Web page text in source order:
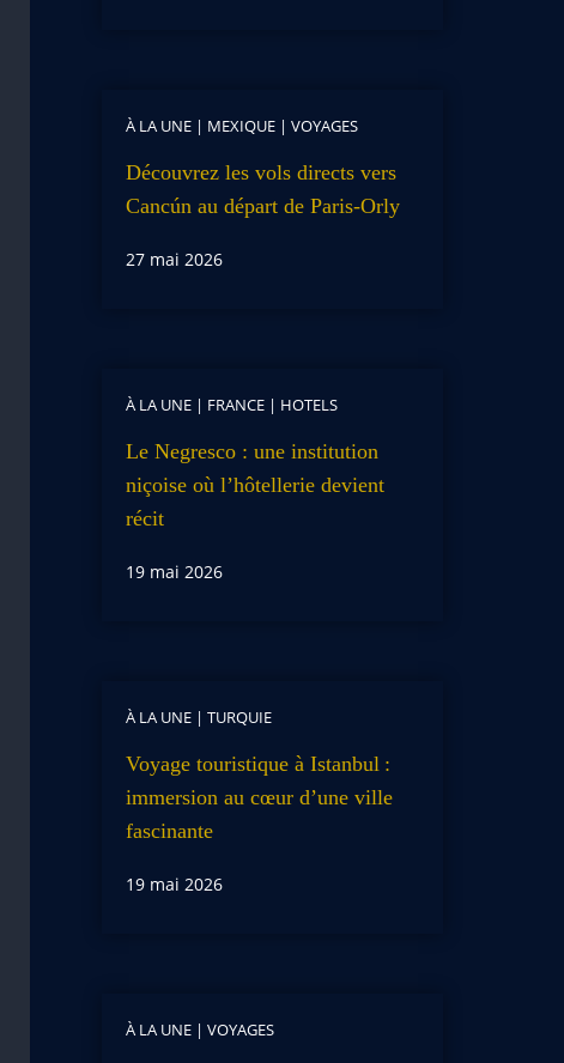
À LA UNE| MEXIQUE| VOYAGES
Découvrez les vols directs vers
Cancún au départ de Paris-Orly
27 mai 2026
À LA UNE| FRANCE| HOTELS
Le Negresco : une institution
niçoise où l’hôtellerie devient
récit
19 mai 2026
À LA UNE| TURQUIE
Voyage touristique à Istanbul :
immersion au cœur d’une ville
fascinante
19 mai 2026
À LA UNE| VOYAGES